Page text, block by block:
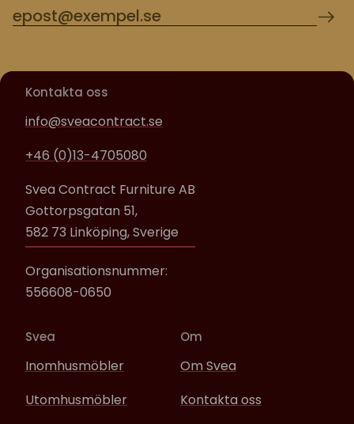
Kontakta oss
info@sveacontract.se
+46 (0)13-4705080
Svea Contract Furniture AB
Gottorpsgatan 51,
582 73 Linköping, Sverige
Organisationsnummer:
556608-0650
Svea
Inomhusmöbler
Utomhusmöbler
Om
Om Svea
Kontakta oss